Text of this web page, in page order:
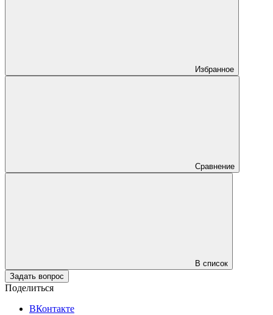
Избранное
Сравнение
В список
Задать вопрос
Поделиться
ВКонтакте